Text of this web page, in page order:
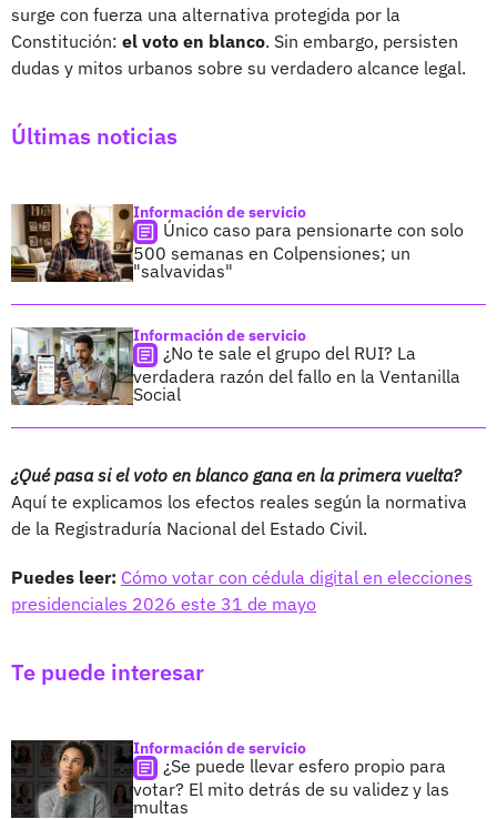
surge con fuerza una alternativa protegida por la
Constitución: el voto en blanco. Sin embargo, persisten
dudas y mitos urbanos sobre su verdadero alcance legal.
Últimas noticias
Información de servicio
Único caso para pensionarte con solo
500 semanas en Colpensiones; un
"salvavidas"
Información de servicio
¿No te sale el grupo del RUI? La
verdadera razón del fallo en la Ventanilla
Social
¿Qué pasa si el voto en blanco gana en la primera vuelta?
Aquí te explicamos los efectos reales según la normativa
de la Registraduría Nacional del Estado Civil.
Puedes leer: Cómo votar con cédula digital en elecciones
presidenciales 2026 este 31 de mayo
Te puede interesar
Información de servicio
¿Se puede llevar esfero propio para
votar? El mito detrás de su validez y las
multas